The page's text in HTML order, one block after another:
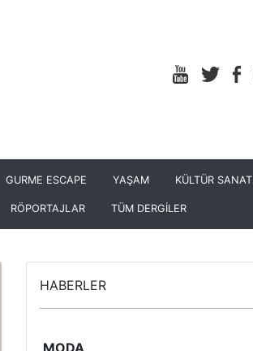
GURME ESCAPE YAŞAM KÜLTÜR SANAT
RÖPORTAJLAR TÜM DERGİLER
HABERLER
MODA